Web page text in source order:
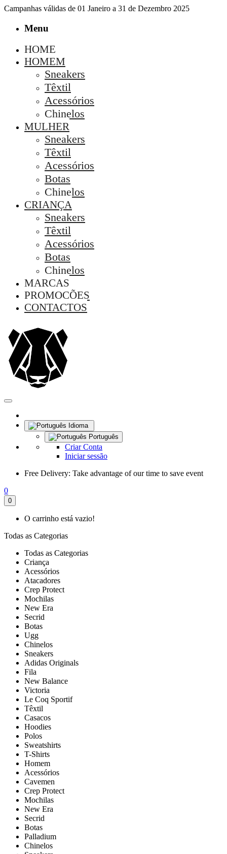
Campanhas válidas de 01 Janeiro a 31 de Dezembro 2025
Menu
HOME
HOMEM
Sneakers
Têxtil
Acessórios
Chinelos
MULHER
Sneakers
Têxtil
Acessórios
Botas
Chinelos
CRIANÇA
Sneakers
Têxtil
Acessórios
Botas
Chinelos
MARCAS
PROMOÇÕES
CONTACTOS
Idioma
Português
Criar Conta
Iniciar sessão
Free Delivery: Take advantage of our time to save event
0
0
O carrinho está vazio!
Todas as Categorias
Todas as Categorias
Criança
Acessórios
Atacadores
Crep Protect
Mochilas
New Era
Secrid
Botas
Ugg
Chinelos
Sneakers
Adidas Originals
Fila
New Balance
Victoria
Le Coq Sportif
Têxtil
Casacos
Hoodies
Polos
Sweatshirts
T-Shirts
Homem
Acessórios
Cavemen
Crep Protect
Mochilas
New Era
Secrid
Botas
Palladium
Chinelos